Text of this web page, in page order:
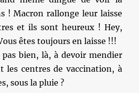
! Macron rallonge leur laisse
et ils sont heureux ! Hey,
êtes toujours en laisse !!!
bien, là, à devoir mendier
les centres de vaccination, à
sous la pluie ?